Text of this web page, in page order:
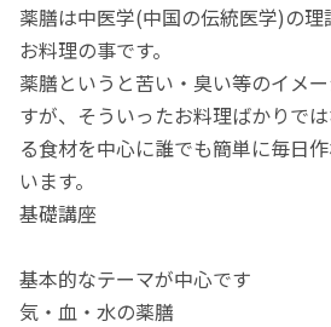
薬膳は中医学(中国の伝統医学)の
お料理の事です。
薬膳というと苦い・臭い等のイメ
すが、そういったお料理ばかりで
る食材を中心に誰でも簡単に毎日
います。
基礎講座
基本的なテーマが中心です
気・血・水の薬膳